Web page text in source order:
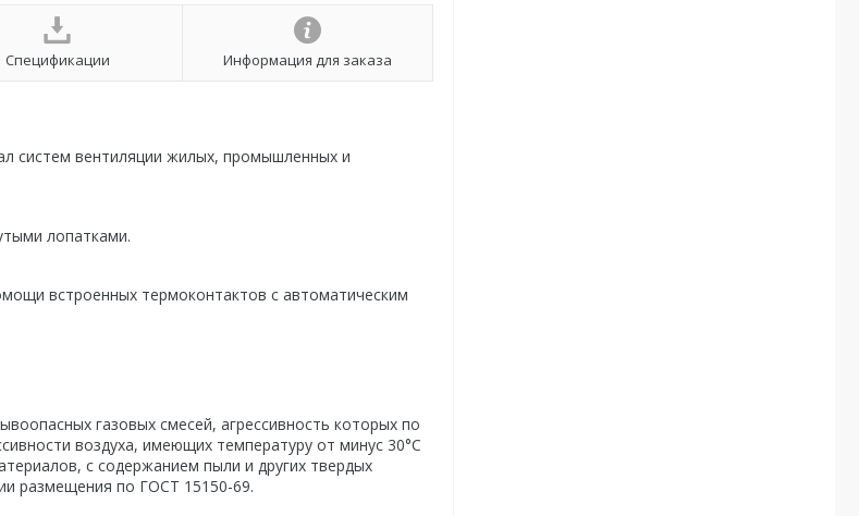
Спецификации Информация для заказа
систем вентиляции жилых, промышленных и
лопатками.
встроенных термоконтактов с автоматическим
газовых смесей, агрессивность которых по
воздуха, имеющих температуру от минус 30°С
с содержанием пыли и других твердых
размещения по ГОСТ 15150-69.